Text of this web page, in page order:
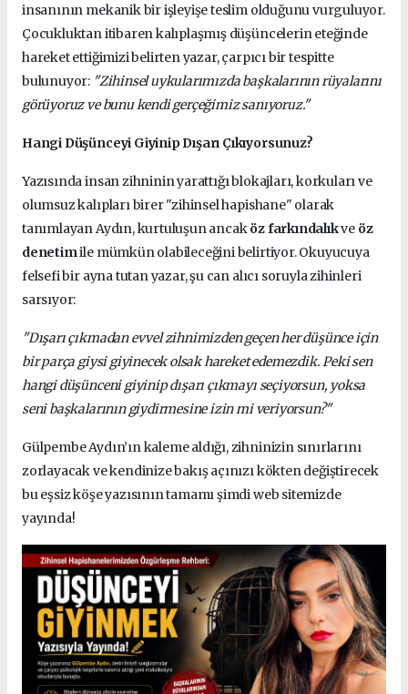
insanının mekanik bir işleyişe teslim olduğunu vurguluyor.
Çocukluktan itibaren kalıplaşmış düşüncelerin eteğinde
hareket ettiğimizi belirten yazar, çarpıcı bir tespitte
bulunuyor: "Zihinsel uykularımızda başkalarının rüyalarını
görüyoruz ve bunu kendi gerçeğimiz sanıyoruz."
Hangi Düşünceyi Giyinip Dışarı Çıkıyorsunuz?
Yazısında insan zihninin yarattığı blokajları, korkuları ve
olumsuz kalıpları birer "zihinsel hapishane" olarak
tanımlayan Aydın, kurtuluşun ancaköz farkındalıkve öz
denetimile mümkün olabileceğini belirtiyor. Okuyucuya
felsefi bir ayna tutan yazar, şu can alıcı soruyla zihinleri
sarsıyor:
"Dışarı çıkmadan evvel zihnimizden geçen her düşünce için
bir parça giysi giyinecek olsak hareket edemezdik. Peki sen
hangi düşünceni giyinip dışarı çıkmayı seçiyorsun, yoksa
seni başkalarının giydirmesine izin mi veriyorsun?"
Gülpembe Aydın’ın kaleme aldığı, zihninizin sınırlarını
zorlayacak ve kendinize bakış açınızı kökten değiştirecek
bu eşsiz köşe yazısının tamamı şimdi web sitemizde
yayında!